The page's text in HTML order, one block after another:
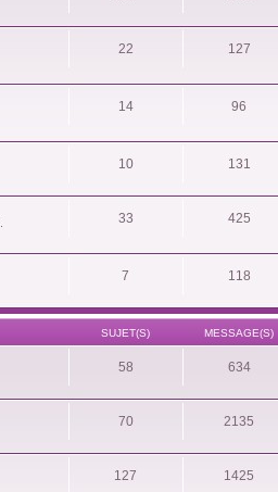
22 127
14 96
10 131
33 425
7 118
SUJET(S) MESSAGE(S)
58 634
70 2135
127 1425